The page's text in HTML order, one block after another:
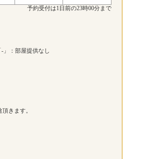
予約受付は1日前の23時00分まで
：部屋提供なし
きます。